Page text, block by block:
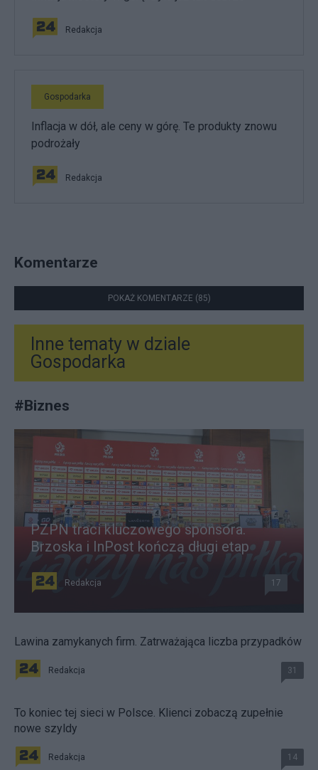
Redakcja
Gospodarka
Inflacja w dół, ale ceny w górę. Te produkty znowu
podrożały
Redakcja
Komentarze
POKAŻ KOMENTARZE (85)
Inne tematy w dziale
Gospodarka
#Biznes
PZPN traci kluczowego sponsora.
Brzoska i InPost kończą długi etap
Redakcja 17
Lawina zamykanych firm. Zatrważająca liczba przypadków
Redakcja 31
To koniec tej sieci w Polsce. Klienci zobaczą zupełnie
nowe szyldy
Redakcja 14